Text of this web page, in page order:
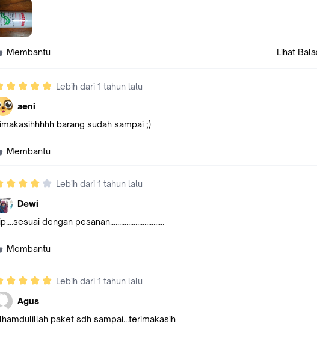
Membantu Lihat
Lebih dari 1 tahun lalu
aeni
barang sudah sampai ;)
Membantu
Lebih dari 1 tahun lalu
Dewi
dengan pesanan..............................
Membantu
Lebih dari 1 tahun lalu
Agus
paket sdh sampai...terimakasih